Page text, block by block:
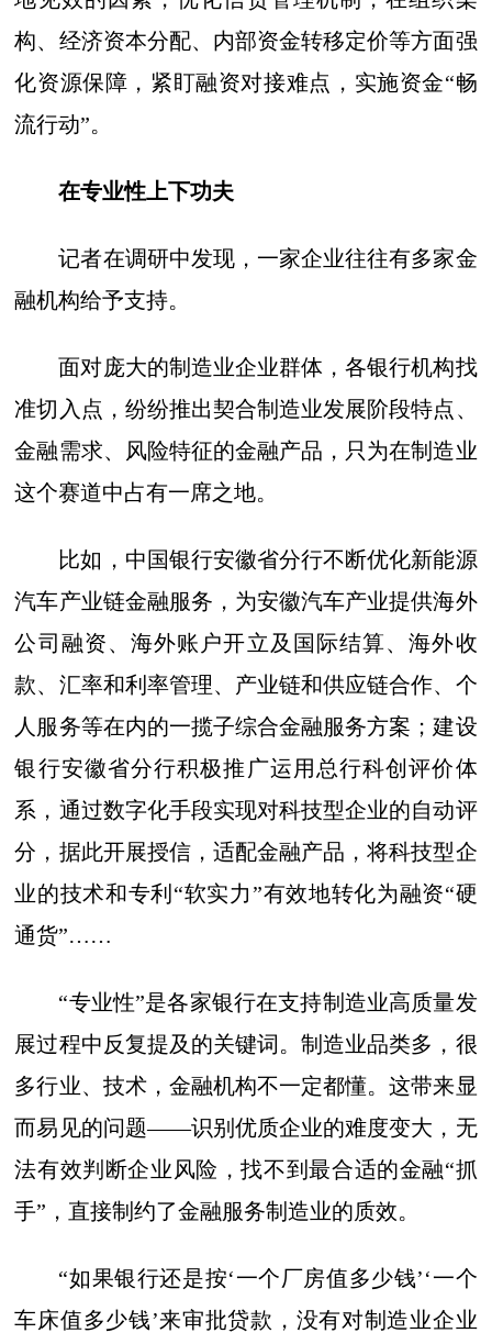
构、经济资本分配、内部资金转移定价等方面强
化资源保障，紧盯融资对接难点，实施资金“畅
流行动”。
在专业性上下功夫
记者在调研中发现，一家企业往往有多家金
融机构给予支持。
面对庞大的制造业企业群体，各银行机构找
准切入点，纷纷推出契合制造业发展阶段特点、
金融需求、风险特征的金融产品，只为在制造业
这个赛道中占有一席之地。
比如，中国银行安徽省分行不断优化新能源
汽车产业链金融服务，为安徽汽车产业提供海外
公司融资、海外账户开立及国际结算、海外收
款、汇率和利率管理、产业链和供应链合作、个
人服务等在内的一揽子综合金融服务方案；建设
银行安徽省分行积极推广运用总行科创评价体
系，通过数字化手段实现对科技型企业的自动评
分，据此开展授信，适配金融产品，将科技型企
业的技术和专利“软实力”有效地转化为融资“硬
通货”……
“专业性”是各家银行在支持制造业高质量发
展过程中反复提及的关键词。制造业品类多，很
多行业、技术，金融机构不一定都懂。这带来显
而易见的问题——识别优质企业的难度变大，无
法有效判断企业风险，找不到最合适的金融“抓
手”，直接制约了金融服务制造业的质效。
“如果银行还是按‘一个厂房值多少钱’‘一个
车床值多少钱’来审批贷款，没有对制造业企业